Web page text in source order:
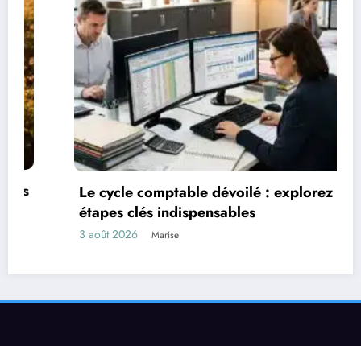
Le cycle comptable dévoilé : explorez les 9
étapes clés indispensables
3 août 2026 Marise